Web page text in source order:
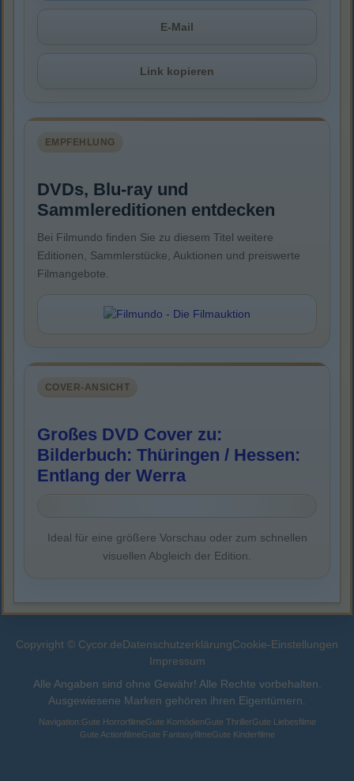
E-Mail
Link kopieren
EMPFEHLUNG
DVDs, Blu-ray und
Sammlereditionen entdecken
Bei Filmundo finden Sie zu diesem Titel weitere
Editionen, Sammlerstücke, Auktionen und preiswerte
Filmangebote.
COVER-ANSICHT
Großes DVD Cover zu:
Bilderbuch: Thüringen / Hessen:
Entlang der Werra
Ideal für eine größere Vorschau oder zum schnellen
visuellen Abgleich der Edition.
Copyright © Cycor.deDatenschutzerklärungCookie-Einstellungen
Impressum
Alle Angaben sind ohne Gewähr! Alle Rechte vorbehalten.
Ausgewiesene Marken gehören ihren Eigentümern.
Navigation:Gute HorrorfilmeGute KomödienGute ThrillerGute Liebesfilme
Gute ActionfilmeGute FantasyfilmeGute Kinderfilme